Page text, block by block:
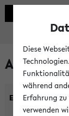
Alle
Einrichtung:
Diese
während
Erfahrung zu
verwenden